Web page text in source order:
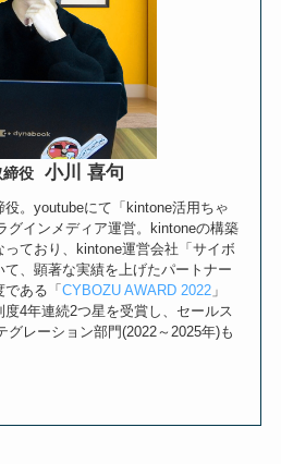
締役 小川 喜句
。youtubeにて「kintone活用ちゃ
グインメディア運営。kintoneの構築
ており、kintone運営会社「サイボ
、顕著な実績を上げたパートナー
ある「 CYBOZU AWARD 2022」
4年連続2つ星を受賞し、セールス
グレーション部門(2022～2025年)も